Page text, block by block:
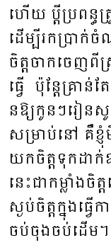
ហើយ ​ប្តីប្រ​ពន្ធ​
ដើម្បី​រក​ប្រា
ចិត្ត​ចាក​ចេញ​ពី​
ធ្វើ​​ ប៉ុន្តែគ្រា
នឱ្យ​កូនៗ​រៀន​
សម្រាប់​នៅ​ គឺ​ខ្ញុំ​មិ
យក​ចិត្ត​ទុក​ដាក់​ឧ
នេះ​ជាកម្លាំង​
ស្ងប់ចិត្ត​ក្នុង​ធ្
ចប់​ចុង​ចប់​ដើម។